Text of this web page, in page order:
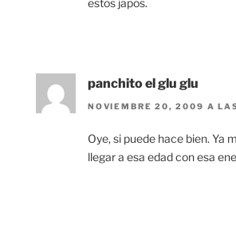
estos japos.
panchito el glu glu
NOVIEMBRE 20, 2009 A
Oye, si puede hace bien. Ya
llegar a esa edad con esa